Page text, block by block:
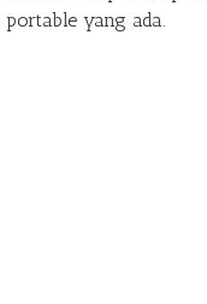
yang ada.